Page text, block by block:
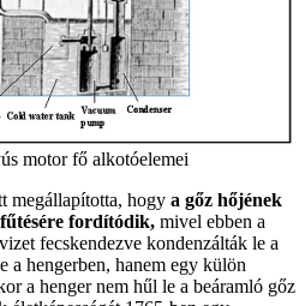
motor fő alkotóelemei
megállapította, hogy a gőz hőjének
fordítódik, mivel ebben a
fecskendezve kondenzálták le a
a hengerben, hanem egy külön
a henger nem hűl le a beáramló gőz